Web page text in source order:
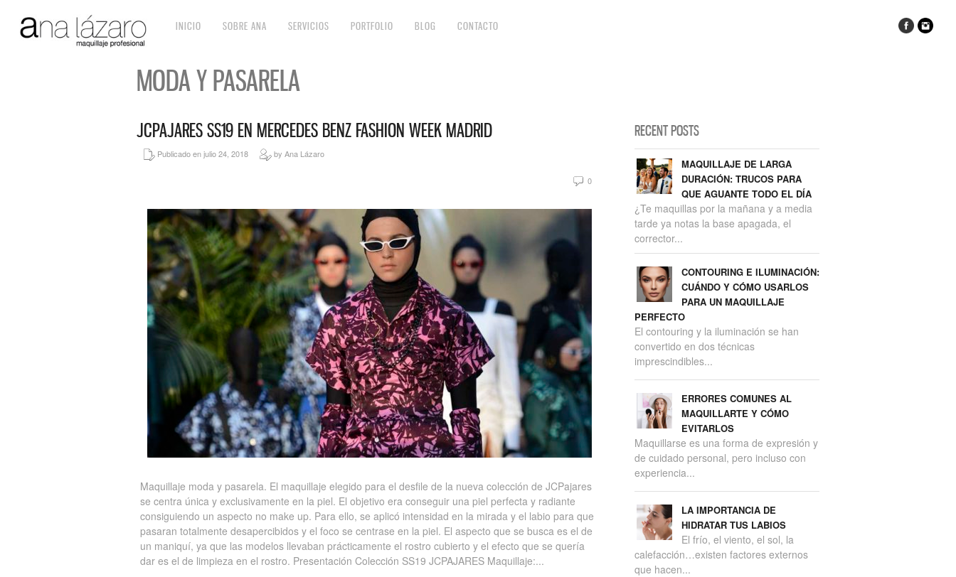
INICIO SOBRE ANA SERVICIOS PORTFOLIO BLOG CONTACTO
MODA Y PASARELA
JCPAJARES SS19 EN MERCEDES BENZ FASHION WEEK MADRID
Publicado en julio 24, 2018 by Ana Lázaro
0
Maquillaje moda y pasarela. El maquillaje elegido para el desfile de la nueva colección de JCPajares
se centra única y exclusivamente en la piel. El objetivo era conseguir una piel perfecta y radiante
consiguiendo un aspecto no make up. Para ello, se aplicó intensidad en la mirada y el labio para que
pasaran totalmente desapercibidos y el foco se centrase en la piel. El aspecto que se busca es el de
un maniquí, ya que las modelos llevaban prácticamente el rostro cubierto y el efecto que se quería
dar es el de limpieza en el rostro. Presentación Colección SS19 JCPAJARES Maquillaje:...
RECENT POSTS
MAQUILLAJE DE LARGA
DURACIÓN: TRUCOS PARA
QUE AGUANTE TODO EL DÍA
¿Te maquillas por la mañana y a media
tarde ya notas la base apagada, el
corrector...
CONTOURING E ILUMINACIÓN:
CUÁNDO Y CÓMO USARLOS
PARA UN MAQUILLAJE
PERFECTO
El contouring y la iluminación se han
convertido en dos técnicas
imprescindibles...
ERRORES COMUNES AL
MAQUILLARTE Y CÓMO
EVITARLOS
Maquillarse es una forma de expresión y
de cuidado personal, pero incluso con
experiencia...
LA IMPORTANCIA DE
HIDRATAR TUS LABIOS
El frío, el viento, el sol, la
calefacción…existen factores externos
que hacen...